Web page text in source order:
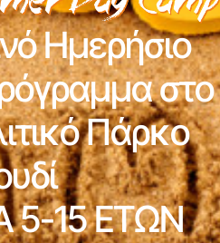
Ημερήσιο
στο
Πάρκο
5-15 ΕΤΩΝ